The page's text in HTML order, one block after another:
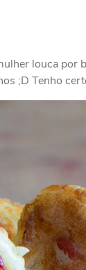
louca por
;D Tenho